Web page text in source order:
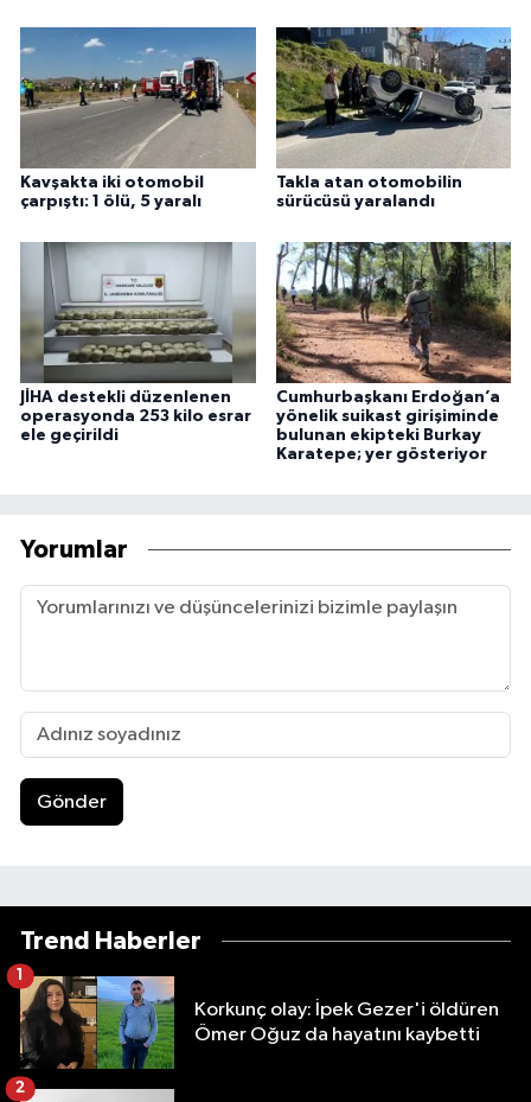
Kavşakta iki otomobil
çarpıştı: 1 ölü, 5 yaralı
Takla atan otomobilin
sürücüsü yaralandı
JİHA destekli düzenlenen
operasyonda 253 kilo esrar
ele geçirildi
Cumhurbaşkanı Erdoğan’a
yönelik suikast girişiminde
bulunan ekipteki Burkay
Karatepe; yer gösteriyor
Yorumlar
Gönder
Trend Haberler
Korkunç olay: İpek Gezer'i öldüren
Ömer Oğuz da hayatını kaybetti
1
2